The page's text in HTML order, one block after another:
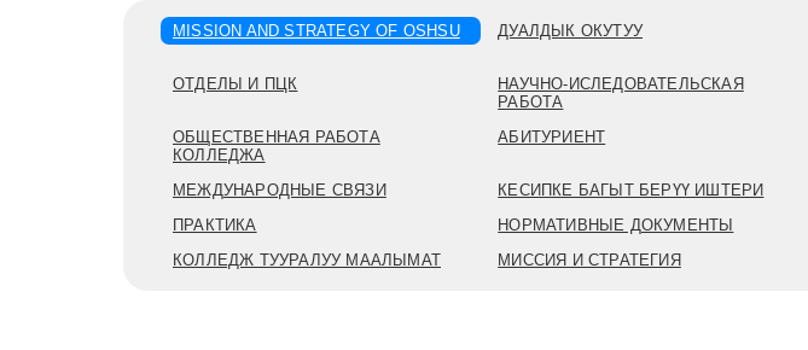
MISSION AND STRATEGY OF OSHSU ДУАЛДЫК ОКУТУУ
ОТДЕЛЫ И ПЦК
НАУЧНО-ИСЛЕДОВАТЕЛЬСКАЯ
РАБОТА
ОБЩЕСТВЕННАЯ РАБОТА
КОЛЛЕДЖА
АБИТУРИЕНТ
МЕЖДУНАРОДНЫЕ СВЯЗИ КЕСИПКЕ БАГЫТ БЕРҮҮ ИШТЕРИ
ПРАКТИКА
НОРМАТИВНЫЕ ДОКУМЕНТЫ
КОЛЛЕДЖ ТУУРАЛУУ МААЛЫМАТ
МИССИЯ И СТРАТЕГИЯ